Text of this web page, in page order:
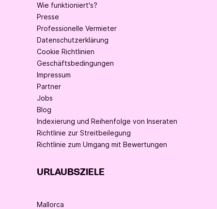
Wie funktioniert's?
Presse
Professionelle Vermieter
Datenschutzerklärung
Cookie Richtlinien
Geschäftsbedingungen
Impressum
Partner
Jobs
Blog
Indexierung und Reihenfolge von Inseraten
Richtlinie zur Streitbeilegung
Richtlinie zum Umgang mit Bewertungen
URLAUBSZIELE
Mallorca